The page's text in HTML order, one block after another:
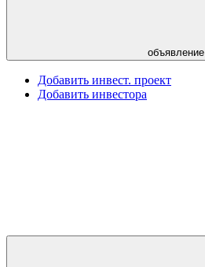
объявление
Добавить инвест. проект
Добавить инвестора